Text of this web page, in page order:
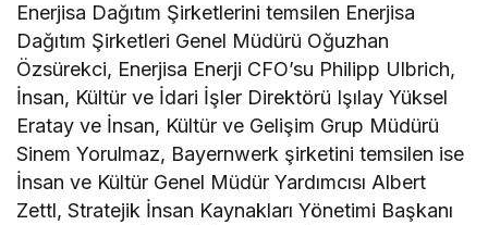
Enerjisa Dağıtım Şirketlerini temsilen Enerjisa
Dağıtım Şirketleri Genel Müdürü Oğuzhan
Özsürekci, Enerjisa Enerji CFO’su Philipp Ulbrich,
İnsan, Kültür ve İdari İşler Direktörü Işılay Yüksel
Eratay ve İnsan, Kültür ve Gelişim Grup Müdürü
Sinem Yorulmaz, Bayernwerk şirketini temsilen ise
İnsan ve Kültür Genel Müdür Yardımcısı Albert
Zettl, Stratejik İnsan Kaynakları Yönetimi Başkanı